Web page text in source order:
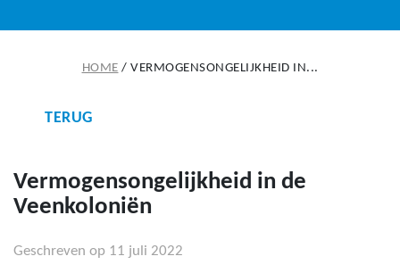
HOME / VERMOGENSONGELIJKHEID IN...
TERUG
Vermogensongelijkheid in de
Veenkoloniën
Geschreven op 11 juli 2022